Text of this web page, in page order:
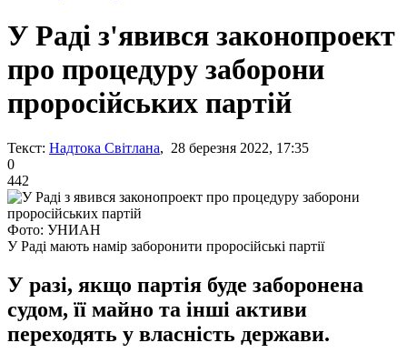
У Раді з'явився законопроект
про процедуру заборони
проросійських партій
Текст: Надтока Світлана, 28 березня 2022, 17:35
0
442
Фото: УНИАН
У Раді мають намір заборонити проросійські партії
У разі, якщо партія буде заборонена
судом, її майно та інші активи
переходять у власність держави.